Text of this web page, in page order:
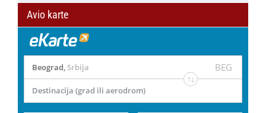
Avio karte
Beograd, Srbija BEG
Destinacija (grad ili aerodrom)